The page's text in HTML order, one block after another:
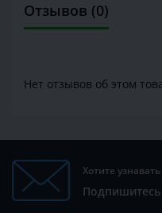
Отзывов (0)
Нет отзывов об этом
Хотите